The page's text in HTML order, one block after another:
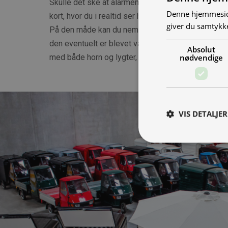
Skulle det ske at alarmen går på din NIU scooter,
kort, hvor du i realtid ser hvor scooteren befinder
På den måde kan du nemt finde ud af om nogle
den eventuelt er blevet væltet. Uanset hvad, vil
med både horn og lygter, så et tyveriforsøg vil
Denne
giver du
Absolut
nødvendige
VIS DETALJER